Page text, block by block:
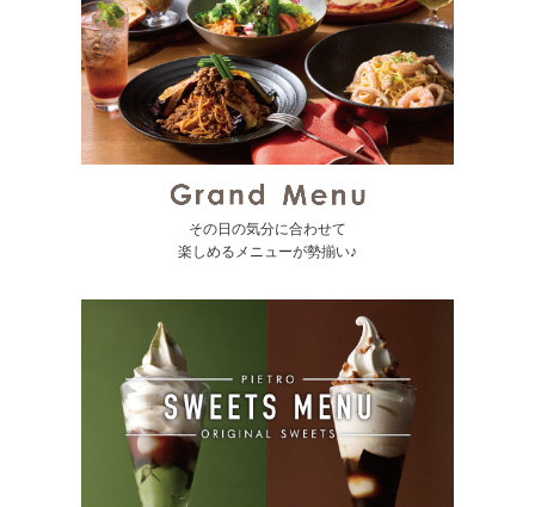
その日の気分に合わせて
楽しめるメニューが勢揃い♪